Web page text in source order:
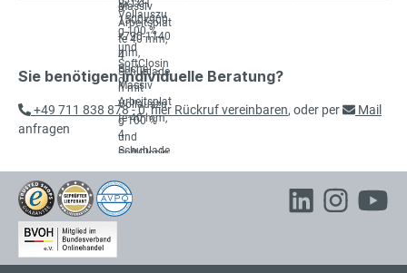
Sie benötigen individuelle Beratung?
+49 711 838 878 - 0,hier Rückruf vereinbaren, oder per
Mail
anfragen